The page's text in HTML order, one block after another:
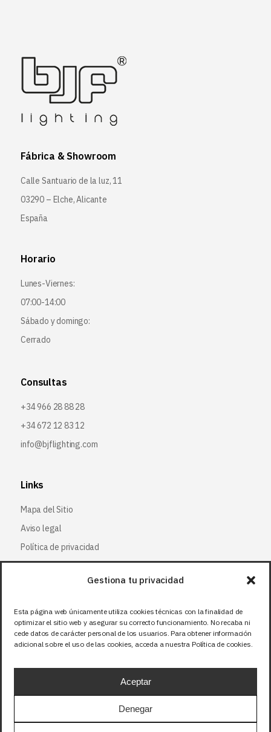
Gestiona tu privacidad
Esta página web únicamente utiliza cookies técnicas con la finalidad de
optimizar el sitio web y asegurar su correcto funcionamiento. No recaba ni
cede datos de carácter personal de los usuarios. Para obtener información
adicional sobre el uso de las cookies, acceda a nuestra Política de cookies.
Aceptar
Denegar
Fábrica & Showroom
Calle Santuario de la luz, 11
03290 – Elche, Alicante
España
Horario
Lunes-Viernes:
07:00-14:00
Sábado y domingo:
Cerrado
Consultas
+34 966 28 88 28
+34 672 12 83 12
info@bjflighting.com
Links
Mapa del Sitio
Aviso legal
Política de privacidad
Política de cookies
Síguenos
Facebook
X (Twitter)
Instagram